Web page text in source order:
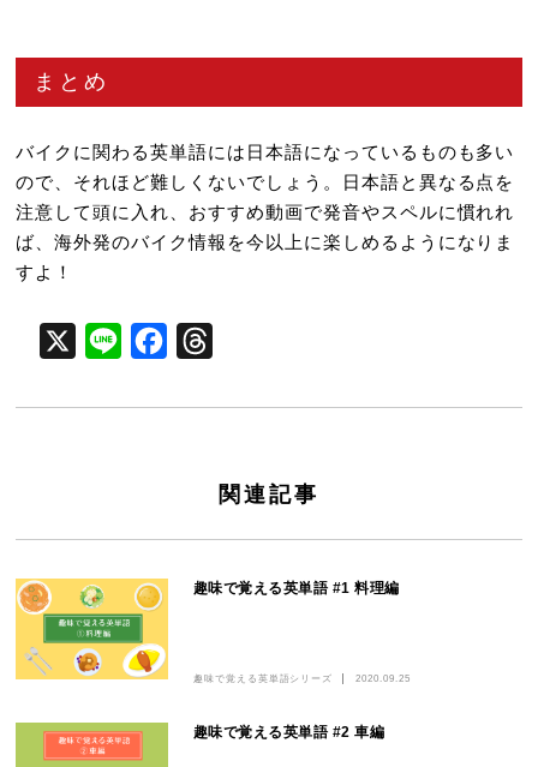
まとめ
バイクに関わる英単語には日本語になっているものも多い
ので、それほど難しくないでしょう。日本語と異なる点を
注意して頭に入れ、おすすめ動画で発音やスペルに慣れれ
ば、海外発のバイク情報を今以上に楽しめるようになりま
すよ！
X Line Facebook
関連記事
趣味で覚える英単語 #1 料理編
趣味で覚える英単語シリーズ 2020.09.25
趣味で覚える英単語 #2 車編